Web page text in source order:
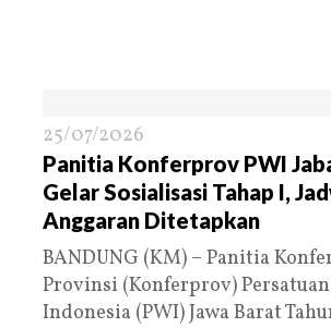
25/07/2026
Panitia Konferprov PWI
Gelar Sosialisasi Tahap I,
Anggaran Ditetapkan
BANDUNG (KM) – Panitia
Provinsi (Konferprov)
Indonesia (PWI) Jawa Barat